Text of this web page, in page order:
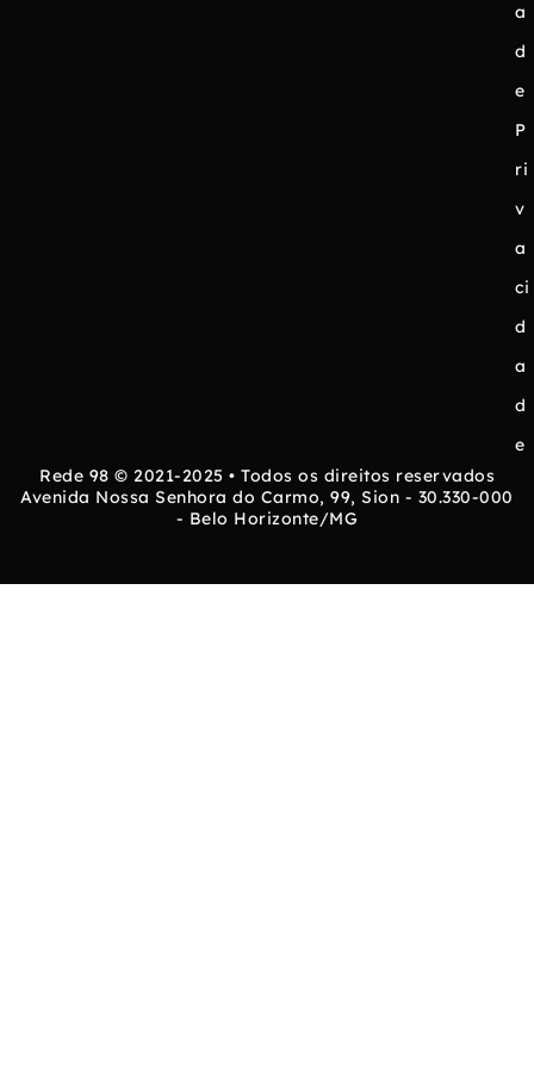
a
d
e
P
ri
v
a
ci
d
a
d
e
Rede 98 © 2021-2025 • Todos os direitos reservados
Avenida Nossa Senhora do Carmo, 99, Sion - 30.330-000
- Belo Horizonte/MG